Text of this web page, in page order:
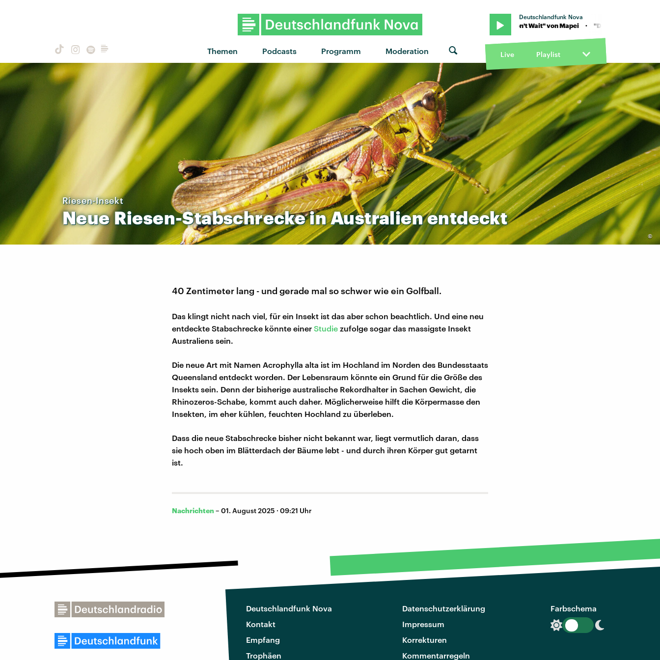
Themen Podcasts Programm Moderation
Deutschlandfunk Nova
"Don't Wait" von Mapei · "Don't Wait" von Mapei · "Don't Wait" von Mapei
Live Playlist
©
Riesen-Insekt
NeueRiesen-StabschreckeinAustralienentdeckt
40 Zentimeter lang - und gerade mal so schwer wie ein Golfball.
Das klingt nicht nach viel, für ein Insekt ist das aber schon beachtlich. Und eine neu
entdeckte Stabschrecke könnte einer Studie zufolge sogar das massigste Insekt
Australiens sein.
Die neue Art mit Namen Acrophylla alta ist im Hochland im Norden des Bundesstaats
Queensland entdeckt worden. Der Lebensraum könnte ein Grund für die Größe des
Insekts sein. Denn der bisherige australische Rekordhalter in Sachen Gewicht, die
Rhinozeros-Schabe, kommt auch daher. Möglicherweise hilft die Körpermasse den
Insekten, im eher kühlen, feuchten Hochland zu überleben.
Dass die neue Stabschrecke bisher nicht bekannt war, liegt vermutlich daran, dass
sie hoch oben im Blätterdach der Bäume lebt - und durch ihren Körper gut getarnt
ist.
Nachrichten – 01. August 2025 · 09:21 Uhr
Deutschlandfunk Nova
Kontakt
Empfang
Trophäen
Datenschutzerklärung
Impressum
Korrekturen
Kommentarregeln
Farbschema